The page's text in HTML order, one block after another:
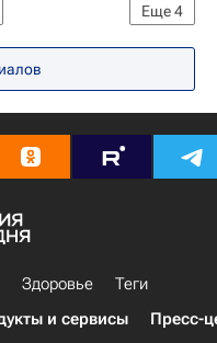
Еще4
навигатор
Здоровье
Теги
и сервисы Пресс-